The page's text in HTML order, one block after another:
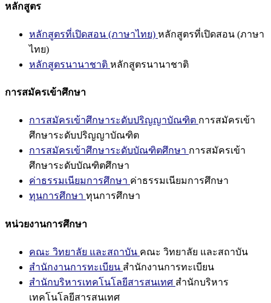
หลักสูตร
หลักสูตรที่เปิดสอน (ภาษาไทย) หลักสูตรที่เปิดสอน (ภาษา
ไทย)
หลักสูตรนานาชาติ หลักสูตรนานาชาติ
การสมัครเข้าศึกษา
การสมัครเข้าศึกษาระดับปริญญาบัณฑิต การสมัครเข้า
ศึกษาระดับปริญญาบัณฑิต
การสมัครเข้าศึกษาระดับบัณฑิตศึกษา การสมัครเข้า
ศึกษาระดับบัณฑิตศึกษา
ค่าธรรมเนียมการศึกษา ค่าธรรมเนียมการศึกษา
ทุนการศึกษา ทุนการศึกษา
หน่วยงานการศึกษา
คณะ วิทยาลัย และสถาบัน คณะ วิทยาลัย และสถาบัน
สำนักงานการทะเบียน สำนักงานการทะเบียน
สำนักบริหารเทคโนโลยีสารสนเทศ สำนักบริหาร
เทคโนโลยีสารสนเทศ